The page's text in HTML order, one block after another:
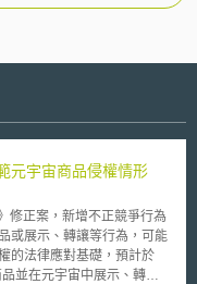
元宇宙商品侵權情形
修正案，新增不正競爭行為
或展示、轉讓等行為，可能
的法律應對基礎，預計於